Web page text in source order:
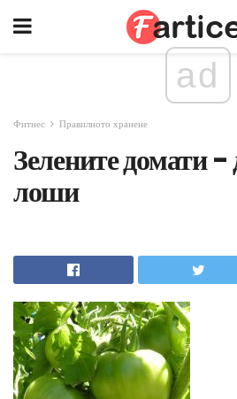
ad
Фитнес Правилното хранене
Зелените домати -
лоши